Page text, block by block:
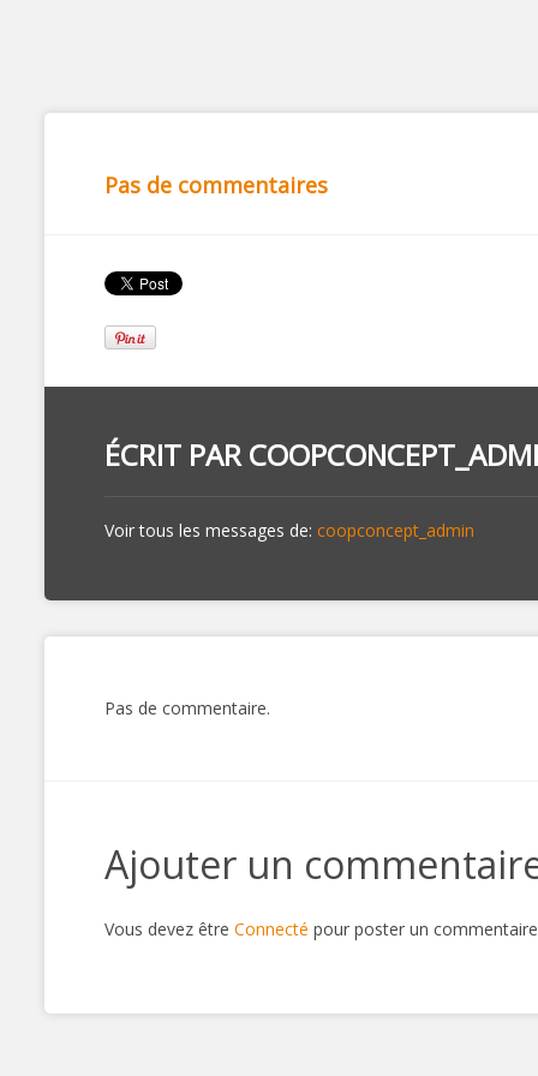
Pas de commentaires
ÉCRIT PAR
Voir tous les messages de: coopconcept_admin
Pas de commentaire.
Ajouter un
Vous devez être Connecté pour poster un